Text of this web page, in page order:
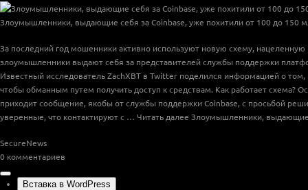
Злоумышленники, выдающие себя за Coinbase, уже похитили от 100 до 150
За последний год мошенники активно используют новую схему,
злоумышленники выдают себя за представителей службы поддержки
Известный исследователь ZachXBT в Twitter поделился информацией о
чтобы обманным путем получить доступ к средствам. Как работает
приходит сообщение, якобы от службы поддержки Coinbase, с просьбой
уверенные, что контактируют с … Читать далее Злоумышленники, выдающие
SecureNews
0 комментариев
Вставка в WordPress